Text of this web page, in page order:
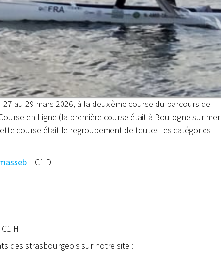
au 29 mars 2026, à la deuxième course du parcours de
en Ligne (la première course était à Boulogne sur mer
course était le regroupement de toutes les catégories
– C1 D
H
des strasbourgeois sur notre site :